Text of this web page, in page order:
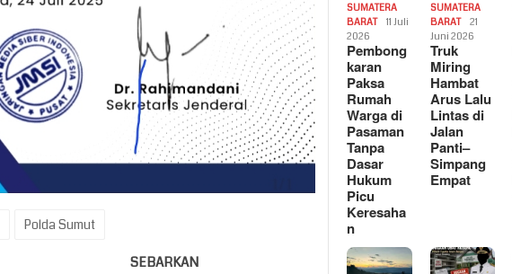
Polda Sumut
SEBARKAN
SUMATERA
BARAT
11 Juli
2026
Pembong
karan
Paksa
Rumah
Warga di
Pasaman
Tanpa
Dasar
Hukum
Picu
Keresaha
n
SUMATERA
BARAT
21
Juni 2026
Truk
Miring
Hambat
Arus Lalu
Lintas di
Jalan
Panti–
Simpang
Empat